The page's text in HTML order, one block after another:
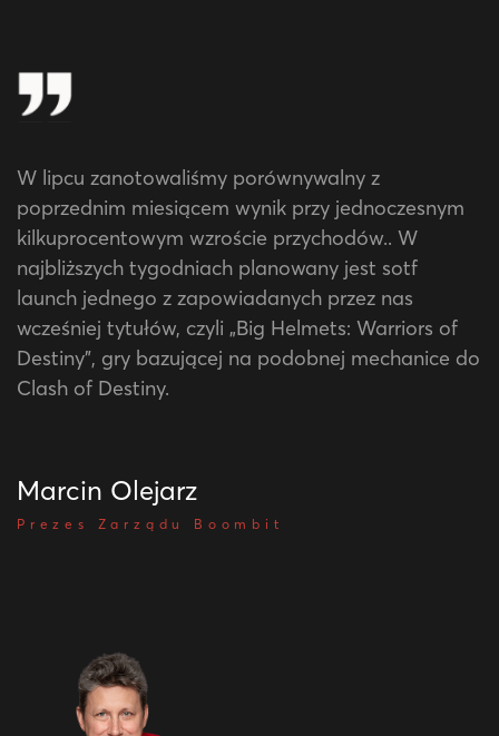
W lipcu zanotowaliśmy porównywalny z
poprzednim miesiącem wynik przy jednoczesnym
kilkuprocentowym wzroście przychodów.. W
najbliższych tygodniach planowany jest sotf
launch jednego z zapowiadanych przez nas
wcześniej tytułów, czyli „Big Helmets: Warriors of
Destiny”, gry bazującej na podobnej mechanice do
Clash of Destiny.
Marcin Olejarz
Prezes Zarządu Boombit